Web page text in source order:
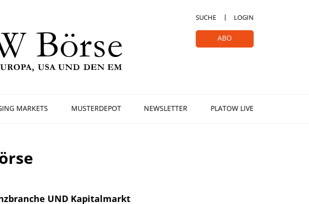
SUCHE LOGIN
ABO
MARKETS MUSTERDEPOT NEWSLETTER
PLATOW LIVE
UND Kapitalmarkt